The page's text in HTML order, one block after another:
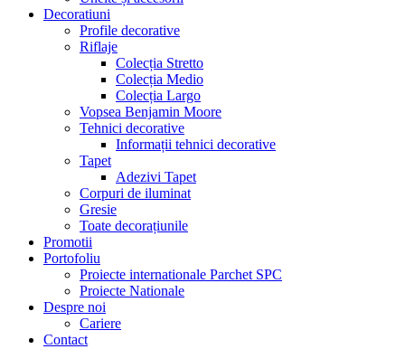
Decoratiuni
Profile decorative
Riflaje
Colecția Stretto
Colecția Medio
Colecția Largo
Vopsea Benjamin Moore
Tehnici decorative
Informații tehnici decorative
Tapet
Adezivi Tapet
Corpuri de iluminat
Gresie
Toate decorațiunile
Promotii
Portofoliu
Proiecte internationale Parchet SPC
Proiecte Nationale
Despre noi
Cariere
Contact